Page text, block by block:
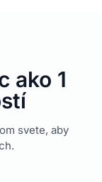
ako 1
svete, aby